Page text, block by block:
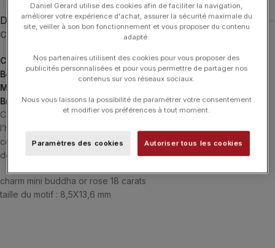
Description
Choisissez le bijou à associer à votre charm :
Colliers
Boucles d’Oreilles
Mono Boucles d’Oreilles
Bracelets
CHARMS, une collection de pendentifs grigris, emblématiques de
l’histoire de GINETTE NY, en or, diamant ou pierres. Portez-les en
collier, bracelet ou boucles d’oreilles, et associez-les pour créer
des compositions uniques qui raconteront votre histoire.
charm mini buddha or rose 18 carats
taille du motif : 8,5X13,6 mm
Daniel Gerard utilise des cookies afin de faciliter la navigation,
améliorer votre expérience d'achat, assurer la sécurité maximale du
site, veiller à son bon fonctionnement et vous proposer du contenu
adapté.
Nos partenaires utilisent des cookies pour vous proposer des
publicités personnalisées et pour vous permettre de partager nos
contenus sur vos réseaux sociaux.
Nous vous laissons la possibilité de paramétrer votre consentement
et modifier vos préférences à tout moment.
Paramètres des cookies Autoriser tous les cookies